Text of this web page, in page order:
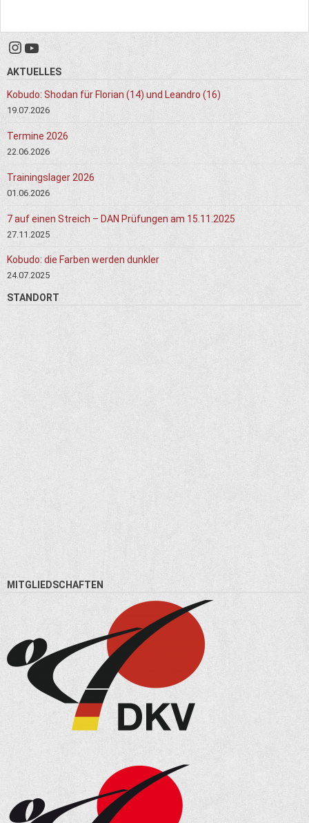
Instagram
YouTube
AKTUELLES
Kobudo: Shodan für Florian (14) und Leandro (16)
19.07.2026
Termine 2026
22.06.2026
Trainingslager 2026
01.06.2026
7 auf einen Streich – DAN Prüfungen am 15.11.2025
27.11.2025
Kobudo: die Farben werden dunkler
24.07.2025
STANDORT
MITGLIEDSCHAFTEN